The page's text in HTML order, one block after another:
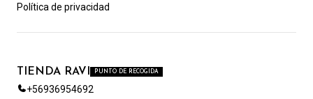
Política de privacidad
TIENDA RAVI PUNTO DE RECOGIDA
+56936954692